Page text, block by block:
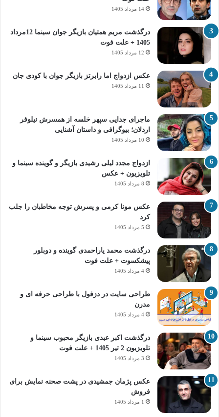
14 مرداد 1405
درگذشت مریم همتیان بازیگر جوان سینما 12مرداد
1405 + علت فوت
12 مرداد 1405
عکس ازدواج اما رابرتز بازیگر جوان با کودی جان
11 مرداد 1405
ماجرای جدایی سپهر خلسه از همسرش نیلوفر
اردلان؛ بیوگرافی و داستان آشنایی
10 مرداد 1405
ازدواج مجدد لیلی رشیدی بازیگر و گوینده سینما و
تلویزیون + عکس
8 مرداد 1405
عکس مونا کرمی و پسرش توجه مخاطبان را جلب
کرد
5 مرداد 1405
درگذشت محمد یاراحمدی گوینده و دوبلور
پیشکسوت + علت فوت
4 مرداد 1405
طراحی سایت در دزفول با طراحی حرفه‌ ای و
مدرن
4 مرداد 1405
درگذشت اکبر عبدی بازیگر محبوب سینما و
تلویزیون 2 تیر 1405 + علت فوت
3 مرداد 1405
عکس پژمان جمشیدی در پشت صحنه نمایش برای
فروش
1 مرداد 1405